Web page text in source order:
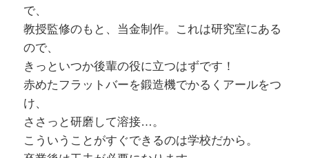
で、
教授監修のもと、当金制作。これは研究室にある
ので、
きっといつか後輩の役に立つはずです！
赤めたフラットバーを鍛造機でかるくアールをつ
け、
ささっと研磨して溶接…。
こういうことがすぐできるのは学校だから。